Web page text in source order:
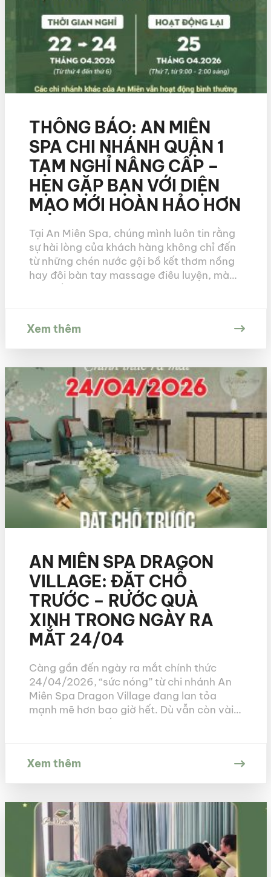
THÔNG BÁO: AN MIÊN
SPA CHI NHÁNH QUẬN 1
TẠM NGHỈ NÂNG CẤP –
HẸN GẶP BẠN VỚI DIỆN
MẠO MỚI HOÀN HẢO HƠN
Tại An Miên Spa, chúng mình luôn tin rằng
sự hài lòng của khách hàng không chỉ đến
từ những chén nước gội bồ kết thơm nồng
hay đôi bàn tay massage điêu luyện, mà
còn đến từ một không gian thư giãn tiện
Xem thêm
AN MIÊN SPA DRAGON
VILLAGE: ĐẶT CHỖ
TRƯỚC – RƯỚC QUÀ
XINH TRONG NGÀY RA
MẮT 24/04
Càng gần đến ngày ra mắt chính thức
24/04/2026, “sức nóng” từ chi nhánh An
Miên Spa Dragon Village đang lan tỏa
mạnh mẽ hơn bao giờ hết. Dù vẫn còn vài
Xem thêm